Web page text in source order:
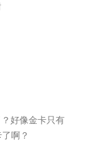
好像金卡只有
啊？